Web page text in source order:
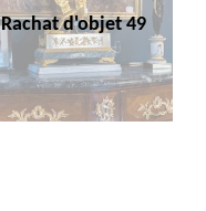
Rachat d'objet 49